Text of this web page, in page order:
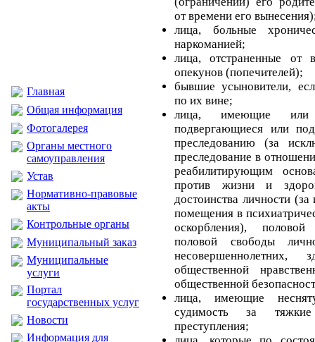
Главная
Общая информация
Фотогалерея
Органы местного
самоуправления
Устав
Нормативно-правовые
акты
Контрольные органы
Муниципальный заказ
Муниципальные
услуги
Портал
государственных услуг
Новости
Информация для
от времени его
лица, больные
наркоманией;
лица, отстраненные от
опекунов (попечителей);
бывшие усыновители,
по их вине;
лица, имеющие или
подвергающиеся или
преследованию (за
преследование в
реабилитирующим
против жизни и
достоинства личности
помещения в
оскорбления),
половой свободы
несовершеннолетних,
общественной
общественной
лица, имеющие
судимость за
преступления;